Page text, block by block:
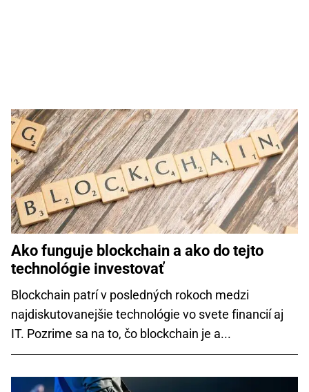
Ako funguje blockchain a ako do tejto
technológie investovať
Blockchain patrí v posledných rokoch medzi
najdiskutovanejšie technológie vo svete financií aj
IT. Pozrime sa na to, čo blockchain je a...